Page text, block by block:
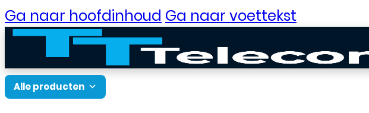
Ga naar hoofdinhoud Ga naar voettekst
Alle producten